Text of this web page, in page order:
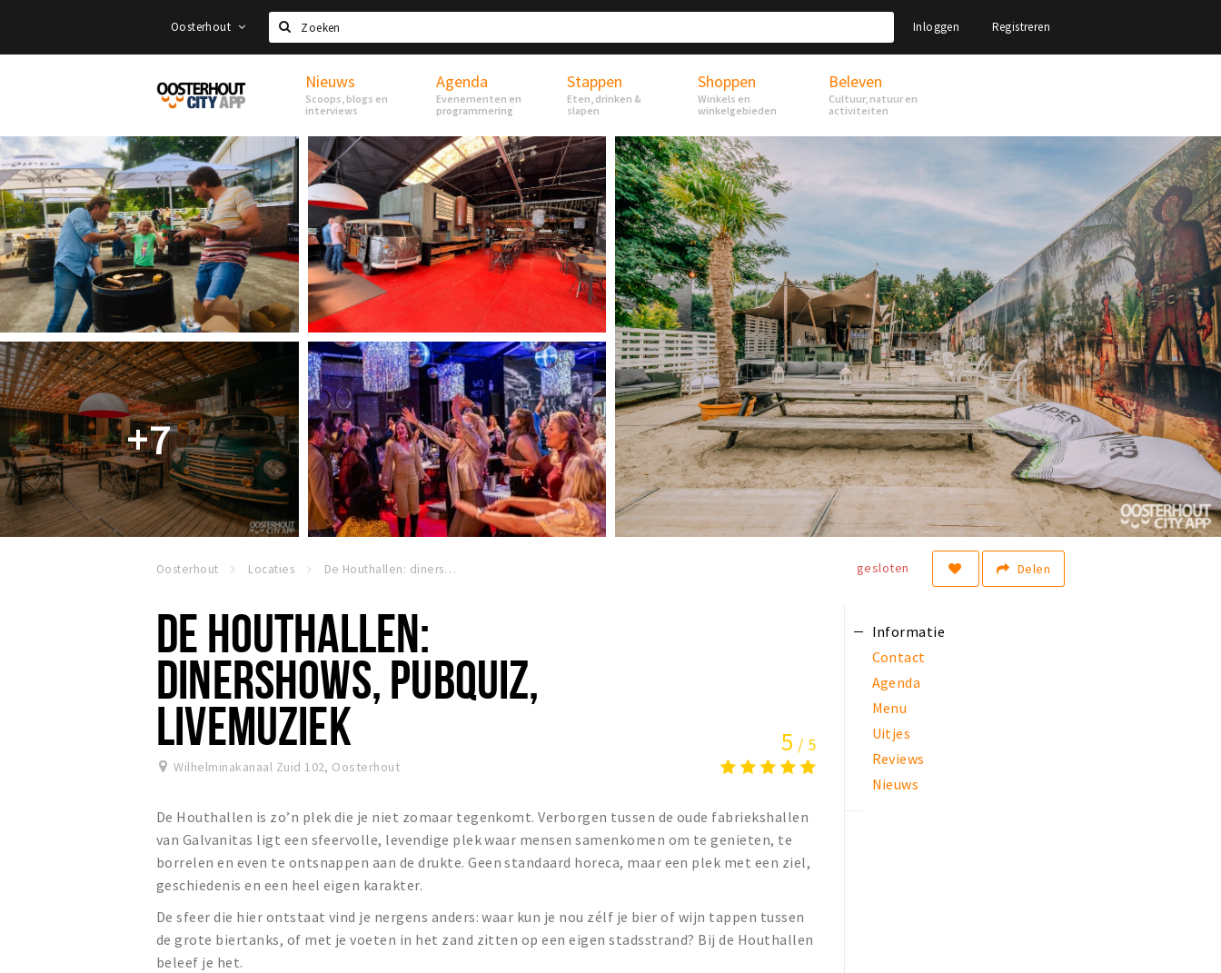
Oosterhout
Zoeken
Inloggen Registreren
Proef
Oosterhout
Nieuws
Scoops, blogs en
interviews
Agenda
Evenementen en
programmering
Stappen
Eten, drinken &
slapen
Shoppen
Winkels en
winkelgebieden
Beleven
Cultuur, natuur en
activiteiten
+7
Oosterhout Locaties De Houthallen: dinershows, pubquiz, livemuziek Delen
gesloten
DE HOUTHALLEN:
DINERSHOWS, PUBQUIZ,
LIVEMUZIEK
Wilhelminakanaal Zuid 102, Oosterhout
5 / 5
De Houthallen is zo’n plek die je niet zomaar tegenkomt. Verborgen tussen de oude fabriekshallen
van Galvanitas ligt een sfeervolle, levendige plek waar mensen samenkomen om te genieten, te
borrelen en even te ontsnappen aan de drukte. Geen standaard horeca, maar een plek met een ziel,
geschiedenis en een heel eigen karakter.
De sfeer die hier ontstaat vind je nergens anders: waar kun je nou zélf je bier of wijn tappen tussen
de grote biertanks, of met je voeten in het zand zitten op een eigen stadsstrand? Bij de Houthallen
beleef je het.
Informatie
Contact
Agenda
Menu
Uitjes
Reviews
Nieuws